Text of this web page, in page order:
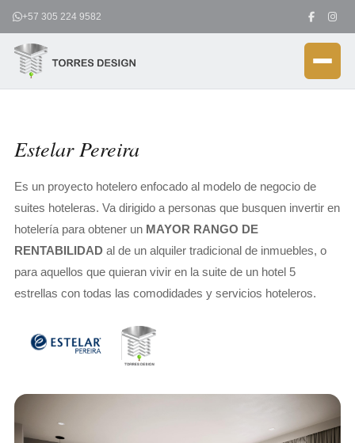
contenido
+57 305 224 9582
Estelar Pereira
Es un proyecto hotelero enfocado al modelo de negocio de
suites hoteleras. Va dirigido a personas que busquen invertir en
hotelería para obtener un MAYOR RANGO DE
RENTABILIDAD al de un alquiler tradicional de inmuebles, o
para aquellos que quieran vivir en la suite de un hotel 5
estrellas con todas las comodidades y servicios hoteleros.